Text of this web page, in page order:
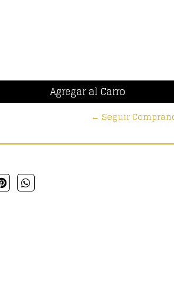
← Seguir